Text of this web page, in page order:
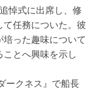
悼式に出席し、修
任務についた。彼
った趣味について
とへ興味を示し
ークネス』で船長